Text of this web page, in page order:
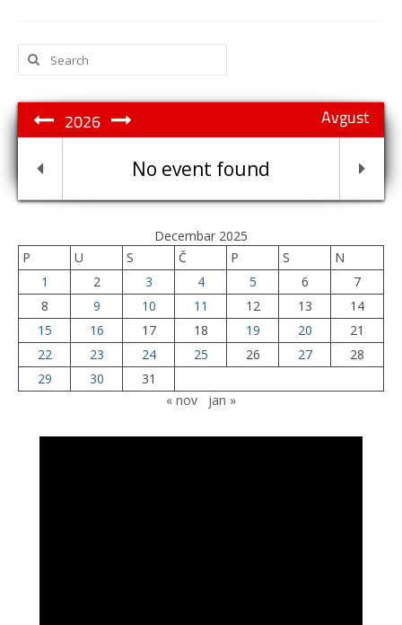
Search
for:
Avgust
2026
No event found
Decembar 2025
P
U S Č P S
N
1
2 3 4 5 6
7
8
9 10 11 12 13
14
15
16 17 18 19 20
21
22
23 24 25 26 27
28
29
30
31
« nov
jan »